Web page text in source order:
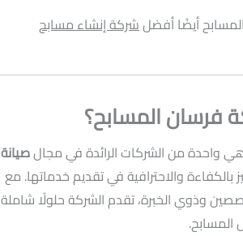
أيضًا أفضلشركة إنشاء مسابح
فرسان المسابح؟
واحدة من الشركات الرائدة في مجالصيانة
بالكفاءة والاحترافية في تقديم خدماتها. مع
وذوي الخبرة، تقدم الشركة حلولًا شاملة